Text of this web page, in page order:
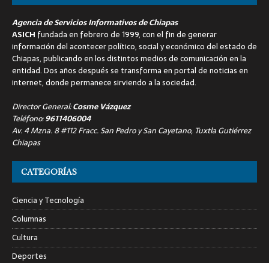
Agencia de Servicios Informativos de Chiapas
ASICH fundada en febrero de 1999, con el fin de generar
información del acontecer político, social y económico del estado de
Chiapas, publicando en los distintos medios de comunicación en la
entidad. Dos años después se transforma en portal de noticias en
internet, donde permanece sirviendo a la sociedad.
Director General:Cosme Vázquez
Teléfono:9611406004
Av. 4 Mzna. 8 #112 Fracc. San Pedro y San Cayetano, Tuxtla Gutiérrez
Chiapas
CATEGORÍAS
Ciencia y Tecnología
Columnas
Cultura
Deportes